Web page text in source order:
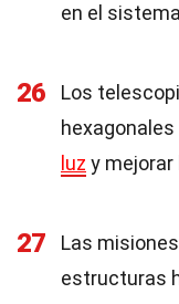
en el sistema
26
Los
luz y mejorar
27
Las
estructuras